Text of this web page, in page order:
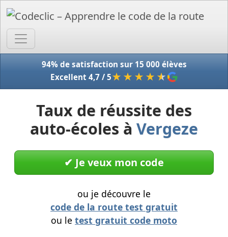
94% de satisfaction sur 15 000 élèves
Excellent 4,7 / 5★★★★ ★
Taux de réussite des
auto-écoles à Vergeze
✔︎ Je veux mon code
ou je découvre le
code de la route test gratuit
ou le test gratuit code moto